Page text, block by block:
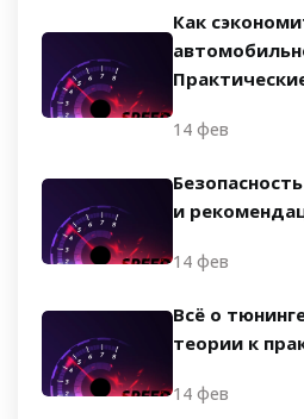
Как
14 фев
и
14 фев
Всё о
теории к
14 фев